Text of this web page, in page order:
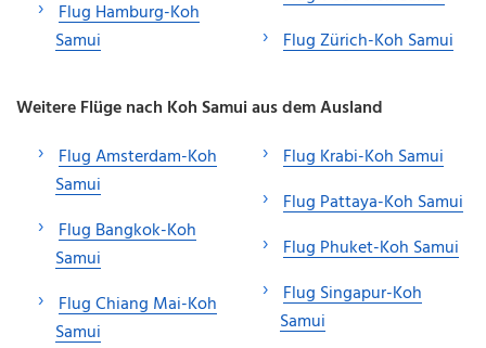
Flug Hamburg-Koh
Samui
Flug Zürich-Koh Samui
Weitere Flüge nach Koh Samui aus dem Ausland
Flug Amsterdam-Koh
Samui
Flug Bangkok-Koh
Samui
Flug Chiang Mai-Koh
Samui
Flug Krabi-Koh Samui
Flug Pattaya-Koh Samui
Flug Phuket-Koh Samui
Flug Singapur-Koh
Samui